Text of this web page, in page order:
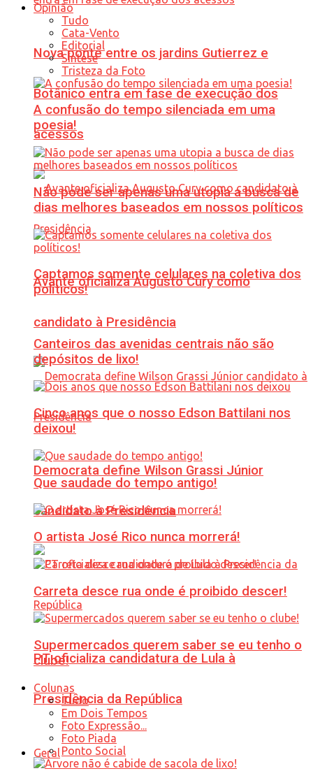
Nova ponte entre os jardins Gutierrez e
Botânico entra em fase de execução dos
acessos
Avante oficializa Augusto Cury como
candidato à Presidência
Democrata define Wilson Grassi Júnior
candidato à Presidência
PT oficializa candidatura de Lula à
Presidência da República
Geral
Opinião
Tudo
Cata-Vento
Editorial
Síntese
Tristeza da Foto
A confusão do tempo silenciada em uma
poesia!
Não pode ser apenas uma utopia a busca de
dias melhores baseados em nossos políticos
Captamos somente celulares na coletiva dos
políticos!
Canteiros das avenidas centrais não são
depósitos de lixo!
Cinco anos que o nosso Edson Battilani nos
deixou!
Que saudade do tempo antigo!
O artista José Rico nunca morrerá!
Carreta desce rua onde é proibido descer!
Supermercados querem saber se eu tenho o
clube!
Colunas
Tudo
Em Dois Tempos
Foto Expressão...
Foto Piada
Ponto Social